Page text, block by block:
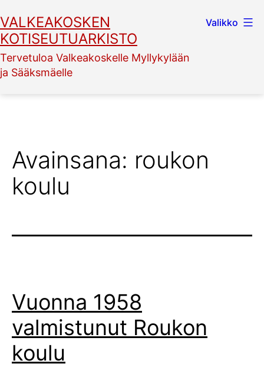
sisältöön
VALKEAKOSKEN
KOTISEUTUARKISTO
Tervetuloa Valkeakoskelle Myllykylään
ja Sääksmäelle
Valikko
Avainsana: roukon
koulu
Vuonna 1958
valmistunut Roukon
koulu